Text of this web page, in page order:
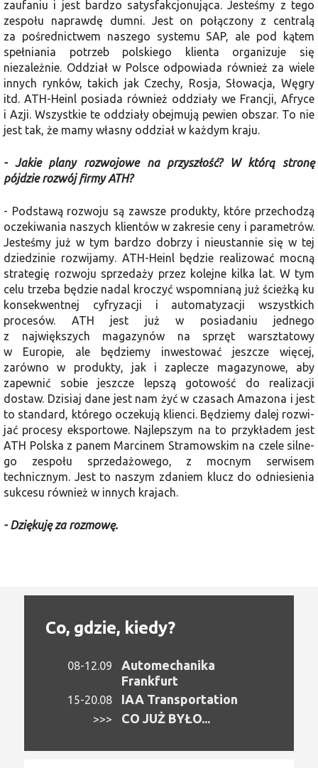
zaufaniu i jest bardzo satysfakcjonująca. Jesteśmy z tego
zespołu naprawdę dumni. Jest on połączony z centralą
za pośrednictwem naszego systemu SAP, ale pod kątem
spełniania potrzeb polskiego klienta organizuje się
niezależnie. Oddział w Polsce odpowiada również za wiele
innych rynków, takich jak Czechy, Rosja, Słowacja, Węgry
itd. ATH-Heinl posiada również oddziały we Francji, Afryce
i Azji. Wszystkie te oddziały obejmują pewien obszar. To nie
jest tak, że mamy własny oddział w każdym kraju.
- Jakie plany rozwojowe na przy­szłość? W którą stronę
pójdzie rozwój firmy ATH?
- Podstawą rozwoju są zawsze pro­dukty, które przechodzą
oczekiwania naszych klientów w zakresie ceny i parametrów.
Jesteśmy już w tym bardzo dobrzy i nieustannie się w tej
dziedzinie rozwijamy. ATH-Heinl będzie realizować mocną
strategię rozwoju sprzedaży przez kolejne kilka lat. W tym
celu trzeba będzie nadal kroczyć wspo­mnianą już ścieżką ku
konsekwentnej cyfryzacji i automatyzacji wszystkich
procesów. ATH jest już w posiadaniu jednego
z największych magazynów na sprzęt warsztatowy
w Europie, ale będziemy inwestować jeszcze więcej,
zarówno w produkty, jak i zaplecze ma­gazynowe, aby
zapewnić sobie jeszcze lepszą gotowość do realizacji
dostaw. Dzisiaj dane jest nam żyć w czasach Amazona i jest
to standard, którego oczekują klienci. Będziemy dalej rozwi­
jać procesy eksportowe. Najlepszym na to przykładem jest
ATH Polska z panem Marcinem Stramowskim na czele silne­
go zespołu sprzedażowego, z mocnym serwisem
technicznym. Jest to naszym zdaniem klucz do odniesienia
sukcesu również w innych krajach.
- Dziękuję za rozmowę.
Co, gdzie, kiedy?
08-12.09
Automechanika
Frankfurt
15-20.08 IAA Transportation
>>> CO JUŻ BYŁO...